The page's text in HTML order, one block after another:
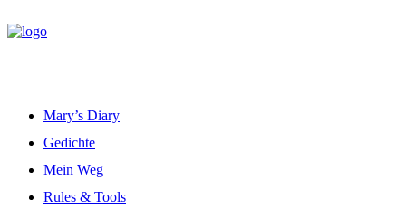
Mary’s Diary
Gedichte
Mein Weg
Rules & Tools